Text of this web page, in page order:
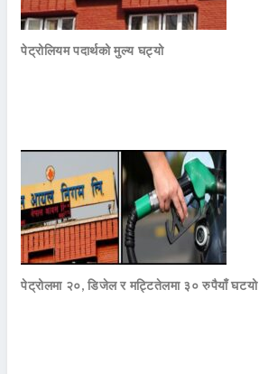
पेट्रोलियम पदार्थको मुल्य घट्यो
पेट्रोलमा २०, डिजेल र मट्टितेलमा ३० रुपैयाँ घटयो